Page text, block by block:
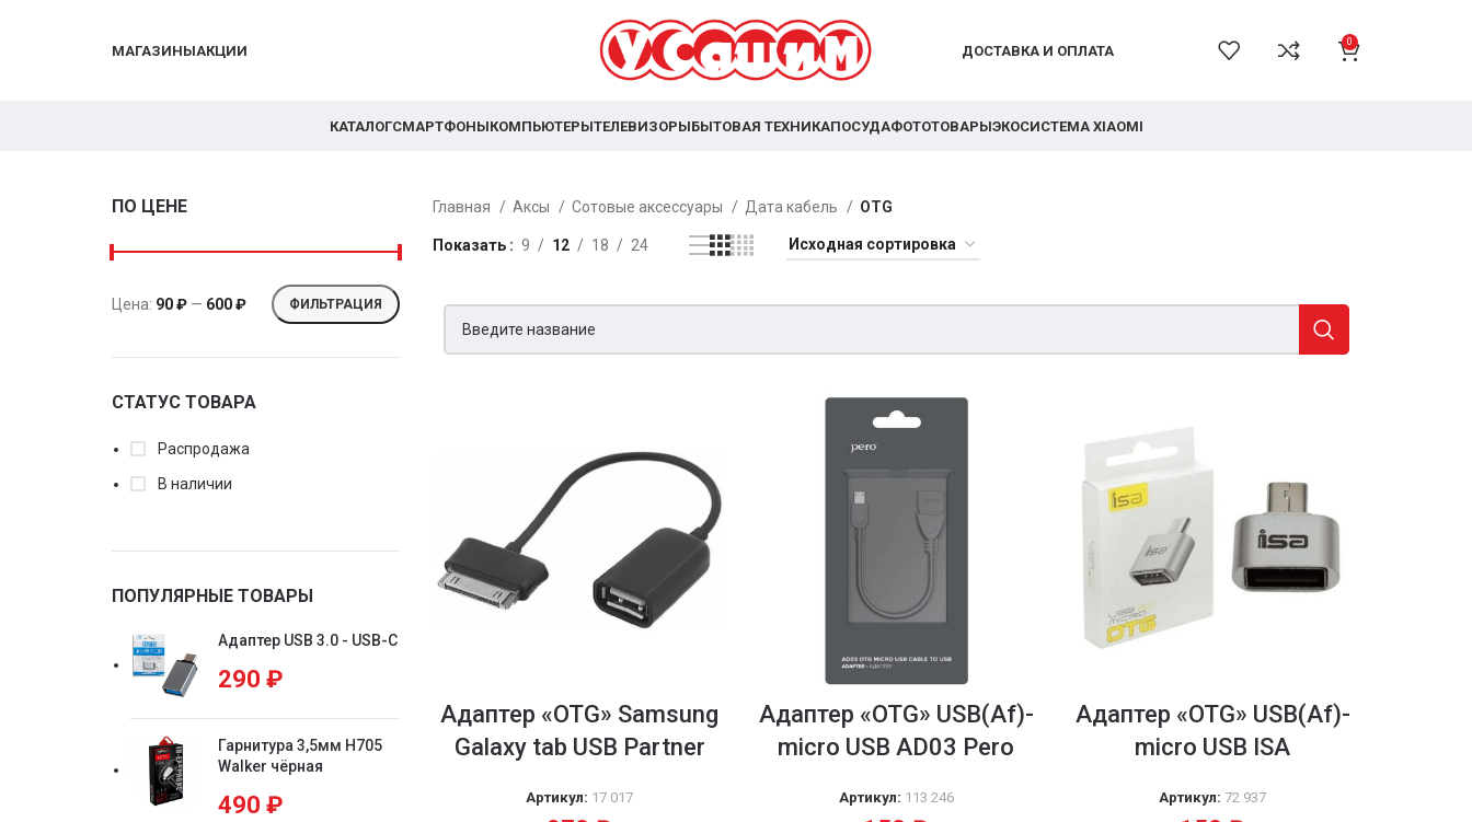
МАГАЗИНЫАКЦИИ ДОСТАВКА И ОПЛАТА
0
КАТАЛОГСМАРТФОНЫКОМПЬЮТЕРЫТЕЛЕВИЗОРЫБЫТОВАЯ ТЕХНИКАПОСУДАФОТОТОВАРЫЭКОСИСТЕМА XIAOMI
ПО ЦЕНЕ
ФИЛЬТРАЦИЯ
Цена: 90 ₽ — 600 ₽
СТАТУС ТОВАРА
Распродажа
В наличии
ПОПУЛЯРНЫЕ ТОВАРЫ
Адаптер USB 3.0 - USB-C
290 ₽
Гарнитура 3,5мм H705
Walker чёрная
490 ₽
Главная Аксы Сотовые аксессуары Дата кабель OTG
Показать 9 12 18 24
Адаптер «OTG» Samsung
Galaxy tab USB Partner
Артикул: 17 017
Адаптер «OTG» USB(Af)-
micro USB AD03 Pero
Артикул: 113 246
Адаптер «OTG» USB(Af)-
micro USB ISA
Артикул:72 937